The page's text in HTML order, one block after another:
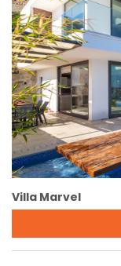
Villa Marvel